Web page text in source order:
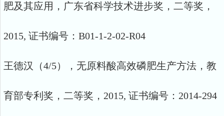
肥及其应用，广东省科学技术进步奖，二等奖，
2015, 证书编号：B01-1-2-02-R04
王德汉（4/5），无原料酸高效磷肥生产方法，教
育部专利奖，二等奖，2015, 证书编号：2014-294